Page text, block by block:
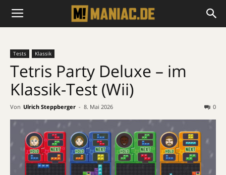
Tests Klassik
Tetris Party Deluxe – im
Klassik-Test (Wii)
Von Ulrich Steppberger - 8. Mai 2026 0